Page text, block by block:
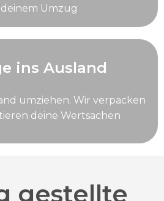
Umzug
ins Ausland
umziehen. Wir verpacken
deine Wertsachen
gestellte